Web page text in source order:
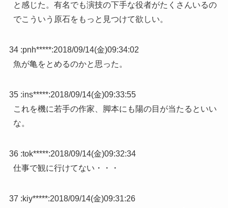
と感じた。有名でも演技の下手な役者がたくさんいるの
でこういう原石をもっと見つけて欲しい。
34 :pnh*****:2018/09/14(金)09:34:02
魚が亀をとめるのかと思った。
35 :ins*****:2018/09/14(金)09:33:55
これを機に若手の作家、脚本にも陽の目が当たるといい
な。
36 :tok*****:2018/09/14(金)09:32:34
仕事で観に行けてない・・・
37 :kiy*****:2018/09/14(金)09:31:26